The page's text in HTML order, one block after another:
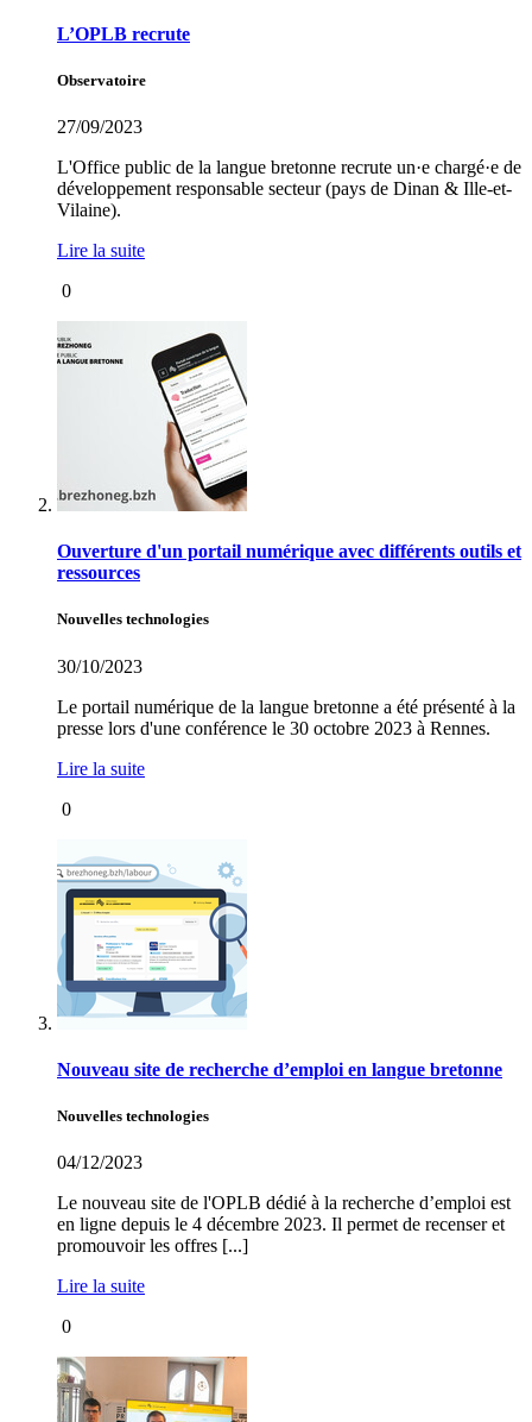
L’OPLB recrute
Observatoire
27/09/2023
L'Office public de la langue bretonne recrute un·e chargé·e de
développement responsable secteur (pays de Dinan & Ille-et-
Vilaine).
Lire la suite
0
Ouverture d'un portail numérique avec différents outils et
ressources
Nouvelles technologies
30/10/2023
Le portail numérique de la langue bretonne a été présenté à la
presse lors d'une conférence le 30 octobre 2023 à Rennes.
Lire la suite
0
Nouveau site de recherche d’emploi en langue bretonne
Nouvelles technologies
04/12/2023
Le nouveau site de l'OPLB dédié à la recherche d’emploi est
en ligne depuis le 4 décembre 2023. Il permet de recenser et
promouvoir les offres [...]
Lire la suite
0